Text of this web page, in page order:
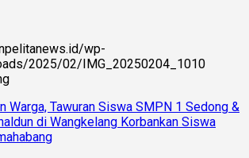
wp-
2025/02/IMG_20250204_1010